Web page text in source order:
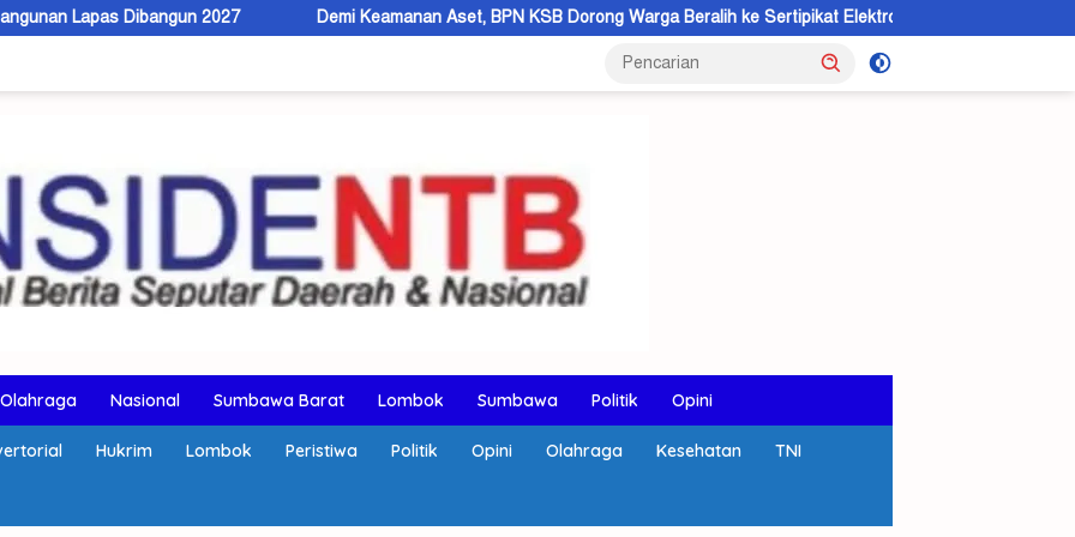
2027 Demi Keamanan Aset, BPN KSB Dorong Warga Beralih ke Sertipikat Elektronik AMMAN Perkuat Sinergi
Olahraga Nasional Sumbawa Barat Lombok Sumbawa Politik Opini
Hukrim Lombok Peristiwa Politik Opini Olahraga Kesehatan TNI